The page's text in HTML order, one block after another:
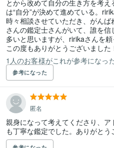
とから改めて自分の生き方を考
は“自分”が決めて進めている。
時々相談させていただき、がんば
さんの鑑定士さんがいて、誰を
多いと思いますが、ririkaさんを頼
この度もありがとうございました
1人のお客様がこれが参考になっ
参考になった
匿名
親身になって考えてくださり、
も丁寧な鑑定でした。ありがとう